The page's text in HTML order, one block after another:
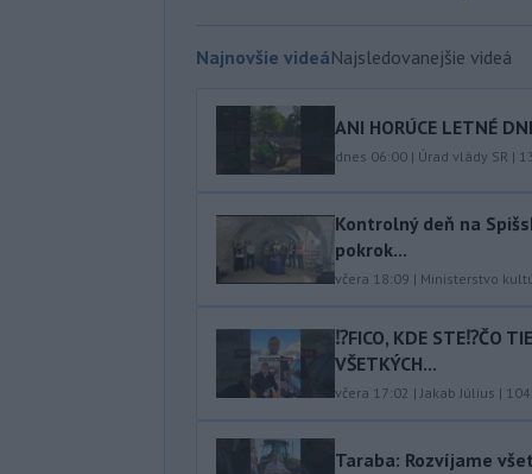
Najnovšie videáNajsledovanejšie videá
ANI HORÚCE LETNÉ
dnes 06:00 | Úrad vlády SR |
Kontrolný deň na
pokrok...
včera 18:09 | Ministerstvo
⁉️FICO, KDE STE⁉️ČO
VŠETKÝCH...
včera 17:02 |Jakab Július |
Taraba: Rozvíjame